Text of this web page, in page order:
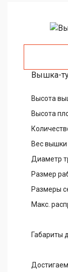
Вышка-
Высота
Высота
Вес вышки
Диаметр
Размер
Размеры
Макс.
Габариты